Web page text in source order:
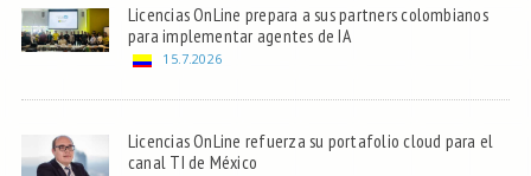
Licencias OnLine prepara a sus partners colombianos
para implementar agentes de IA
15.7.2026
Licencias OnLine refuerza su portafolio cloud para el
canal TI de México